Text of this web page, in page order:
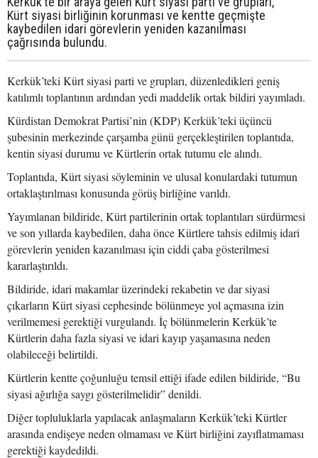
Kürt siyasi birliğinin korunması ve kentte geçmişte
kaybedilen idari görevlerin yeniden kazanılması
çağrısında bulundu.
Kerkük’teki Kürt siyasi parti ve grupları, düzenledikleri geniş
katılımlı toplantının ardından yedi maddelik ortak bildiri yayımladı.
Kürdistan Demokrat Partisi’nin (KDP) Kerkük’teki üçüncü
şubesinin merkezinde çarşamba günü gerçekleştirilen toplantıda,
kentin siyasi durumu ve Kürtlerin ortak tutumu ele alındı.
Toplantıda, Kürt siyasi söyleminin ve ulusal konulardaki tutumun
ortaklaştırılması konusunda görüş birliğine varıldı.
Yayımlanan bildiride, Kürt partilerinin ortak toplantıları sürdürmesi
ve son yıllarda kaybedilen, daha önce Kürtlere tahsis edilmiş idari
görevlerin yeniden kazanılması için ciddi çaba gösterilmesi
kararlaştırıldı.
Bildiride, idari makamlar üzerindeki rekabetin ve dar siyasi
çıkarların Kürt siyasi cephesinde bölünmeye yol açmasına izin
verilmemesi gerektiği vurgulandı. İç bölünmelerin Kerkük’te
Kürtlerin daha fazla siyasi ve idari kayıp yaşamasına neden
olabileceği belirtildi.
Kürtlerin kentte çoğunluğu temsil ettiği ifade edilen bildiride, “Bu
siyasi ağırlığa saygı gösterilmelidir” denildi.
Diğer topluluklarla yapılacak anlaşmaların Kerkük’teki Kürtler
arasında endişeye neden olmaması ve Kürt birliğini zayıflatmaması
gerektiği kaydedildi.